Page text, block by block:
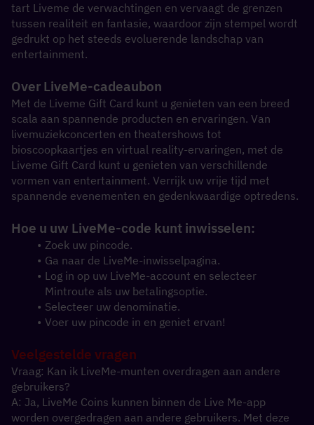
tart Liveme de verwachtingen en vervaagt de grenzen
tussen realiteit en fantasie, waardoor zijn stempel wordt
gedrukt op het steeds evoluerende landschap van
entertainment.
Over LiveMe-cadeaubon
Met de Liveme Gift Card kunt u genieten van een breed
scala aan spannende producten en ervaringen. Van
livemuziekconcerten en theatershows tot
bioscoopkaartjes en virtual reality-ervaringen, met de
Liveme Gift Card kunt u genieten van verschillende
vormen van entertainment. Verrijk uw vrije tijd met
spannende evenementen en gedenkwaardige optredens.
Hoe u uw LiveMe-code kunt inwisselen:
Zoek uw pincode.
Ga naar de LiveMe-inwisselpagina.
Log in op uw LiveMe-account en selecteer
Mintroute als uw betalingsoptie.
Selecteer uw denominatie.
Voer uw pincode in en geniet ervan!
Veelgestelde vragen
Vraag: Kan ik LiveMe-munten overdragen aan andere
gebruikers?
A: Ja, LiveMe Coins kunnen binnen de Live Me-app
worden overgedragen aan andere gebruikers. Met deze